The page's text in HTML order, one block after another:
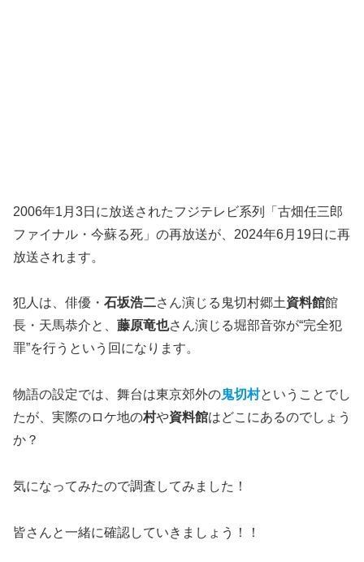
2006年1月3日に放送されたフジテレビ系列「古畑任三郎
ファイナル・今蘇る死」の再放送が、2024年6月19日に再
放送されます。
犯人は、俳優・ 石坂浩二さん演じる鬼切村郷土資料館館
長・天馬恭介と、 藤原竜也さん演じる堀部音弥が“完全犯
罪”を行うという回になります。
物語の設定では、舞台は東京郊外の鬼切村ということでし
たが、実際のロケ地の村や資料館はどこにあるのでしょう
か？
気になってみたので調査してみました！
皆さんと一緒に確認していきましょう！！